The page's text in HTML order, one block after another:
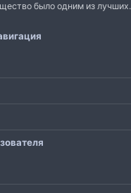
было одним из лучших.